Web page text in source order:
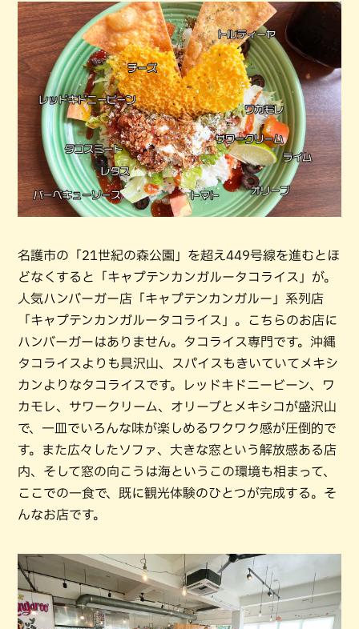
名護市の「21世紀の森公園」を超え449号線を進むとほ
どなくすると「キャプテンカンガルータコライス」が。
人気ハンバーガー店「キャプテンカンガルー」系列店
「キャプテンカンガルータコライス」。こちらのお店に
ハンバーガーはありません。タコライス専門です。沖縄
タコライスよりも具沢山、スパイスもきいていてメキシ
カンよりなタコライスです。レッドキドニービーン、ワ
カモレ、サワークリーム、オリーブとメキシコが盛沢山
で、一皿でいろんな味が楽しめるワクワク感が圧倒的で
す。また広々したソファ、大きな窓という解放感ある店
内、そして窓の向こうは海というこの環境も相まって、
ここでの一食で、既に観光体験のひとつが完成する。そ
んなお店です。